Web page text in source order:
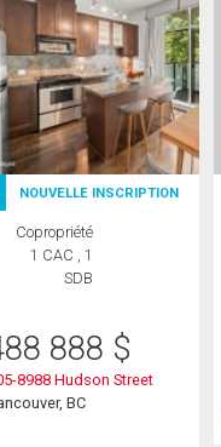
NOUVELLE INSCRIPTION
Copropriété
1 CAC , 1
SDB
888 $
8988 Hudson Street
BC